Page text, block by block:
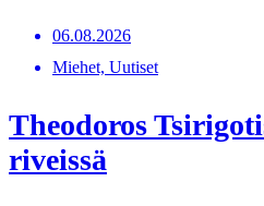
06.08.2026
Miehet, Uutiset
Theodoros
riveissä